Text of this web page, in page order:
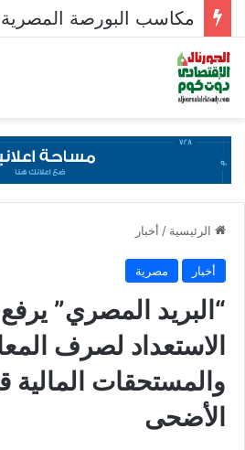
الرئيسية / أخبار
أخبار مصرية
“البريد المصري”
الاستعداد لصرف
والمستحقات المالية
الأضحى